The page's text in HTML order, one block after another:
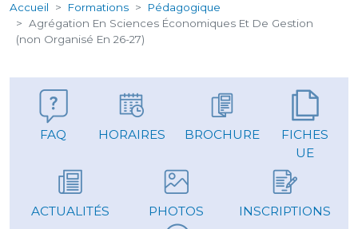
Accueil Formations
Pédagogique
Agrégation En Sciences Économiques Et De Gestion
(non Organisé En 26-27)
FAQ HORAIRES BROCHURE
FICHES
UE
ACTUALITÉS PHOTOS INSCRIPTIONS